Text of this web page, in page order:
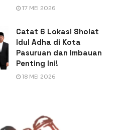
17 MEI 2026
Catat 6 Lokasi Sholat
Idul Adha di Kota
Pasuruan dan Imbauan
Penting Ini!
18 MEI 2026